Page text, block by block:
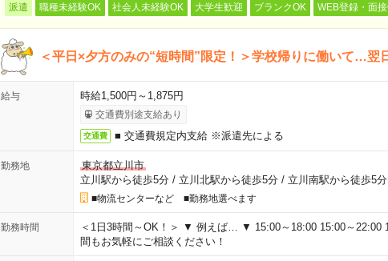
派遣 職種未経験OK 社会人未経験OK 大学生歓迎 ブランクOK WEB登録・面
＜平日×夕方のみの“短時間”限定！＞学校帰りに働いて…翌
給与 時給1,500円～1,875円
交通費別途支給あり
交通費 ■ 交通費規定内支給 ※派遣先による
勤務地
東京都立川市
立川駅から徒歩5分/ 立川北駅から徒歩5分/ 立川南駅から徒歩5分
■物流センターなど ■勤務地選べます
勤務時間
＜1日3時間～OK！＞ ▼ 例えば… ▼ 15:00～18:00 15:00～22:00
間もお気軽にご相談ください！